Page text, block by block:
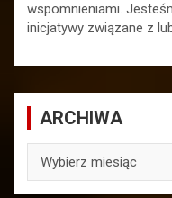
wspomnieniami.
inicjatywy związane z
ARCHIWA